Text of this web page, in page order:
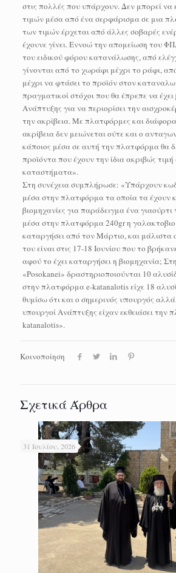
στις πολλές που υπάρχουν. Δεν μπορεί να
τιμών μέσα από ένα σερφάρισμα σε μια
των τιμών έρχεται από άλλες σοβαρές
έχουνε γίνει. Εννοώ την απομείωση του
του ειδικού φόρου κατανάλωσης, από
γίνονται από το χωράφι μέχρι το ράφι,
μέχρι να φτάσει το προϊόν στον
πραγματικοί στόχοι που θα έπρεπε να
Ανάπτυξης για να περιορίσει την
την ακρίβεια. Με πλατφόρμες και διάφορα
ακρίβεια δεν μειώνεται ούτε και ο
κάποιος μέσα σε αυτή την πλατφόρμα θα
προϊόντα που έχουν την ίδια ακριβώς
καταστήματα».
Στη συνέχεια συμπλήρωσε: «Υπάρχουν
μέσα στην πλατφόρμα τα οποία τα έχουν
βιομηχανίες για παράδειγμα ένα γιαούρτι
μέσα στην πλατφόρμα 240gr η
καταργήσει από τον Μάρτιο, και μάλιστα
του είναι στις 17-18 Ιουνίου που το
αφού το έχει καταργήσει η βιομηχανία;
«Posokanei» δραστηριοποιούνται 10
στην πλατφόρμα e-katanalotis είχε 18
θυμίσω ότι και ο σημερινός υπουργός
υπουργοί Ανάπτυξης είχαν εκθειάσει την
katanalotis».
Κοινοποίηση
Σχετικά Άρθρα
31 Ιουλίου, 2026